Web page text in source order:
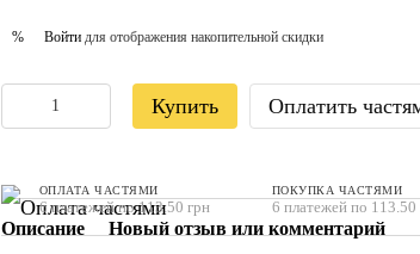
% Войтидля отображения накопительной скидки
Купить Оплатить
ОПЛАТА ЧАСТЯМИ
6 платежей по 113.50 грн
ПОКУПКА ЧАСТЯМИ
6 платежей по 113.50
Описание
Новый отзыв или комментарий